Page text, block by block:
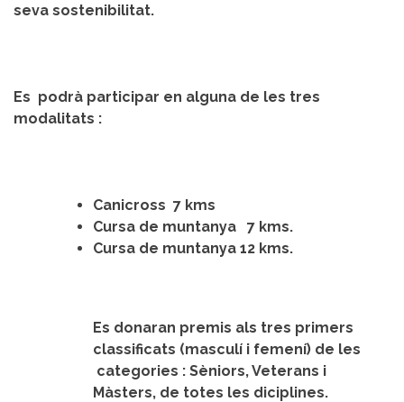
seva sostenibilitat.
Es podrà participar en alguna de les tres
modalitats :
Canicross 7 kms
Cursa de muntanya 7 kms.
Cursa de muntanya 12 kms.
Es donaran premis als tres primers
classificats (masculí i femení) de les
categories : Sèniors, Veterans i
Màsters, de totes les diciplines.